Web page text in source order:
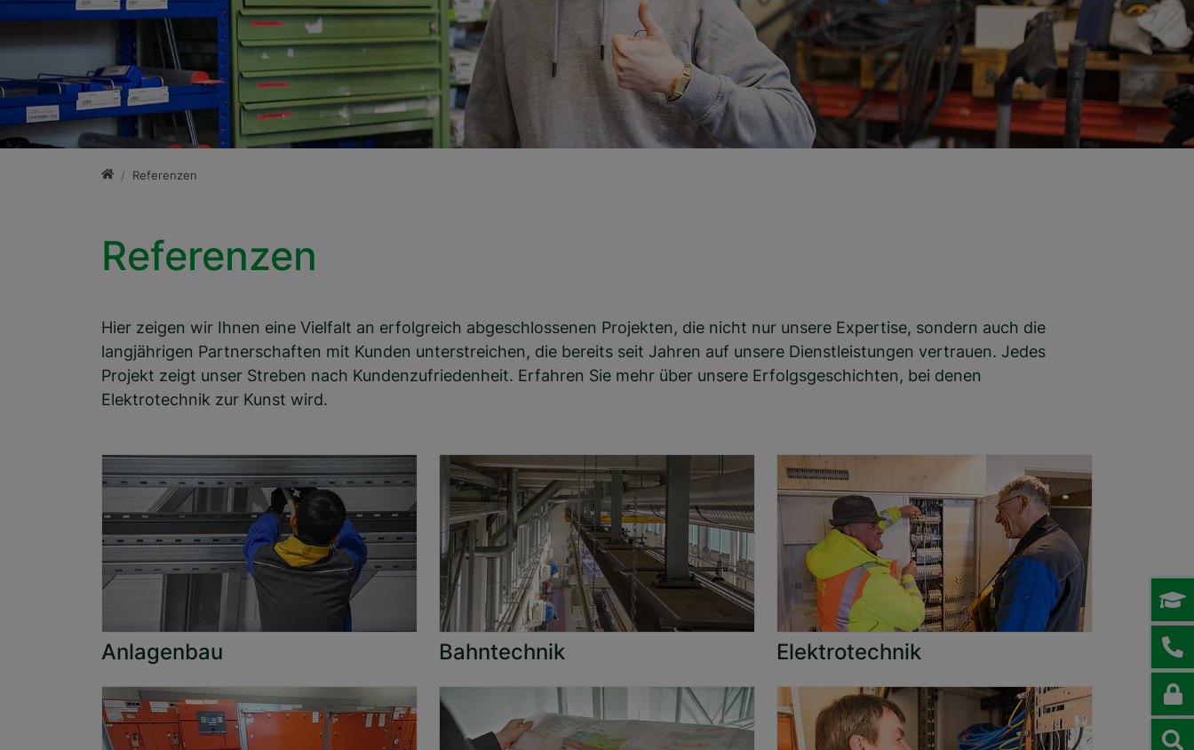
Startseite
Referenzen
Referenzen
Hier zeigen wir Ihnen eine Vielfalt an erfolgreich abgeschlossenen Projekten, die nicht nur unsere Expertise, sondern auch die
langjährigen Partnerschaften mit Kunden unterstreichen, die bereits seit Jahren auf unsere Dienstleistungen vertrauen. Jedes
Projekt zeigt unser Streben nach Kun­den­zu­frie­den­heit. Erfahren Sie mehr über unsere Erfolgs­ge­schich­ten, bei denen
Elektrotechnik zur Kunst wird.
Anlagenbau Bahntechnik Elektrotechnik